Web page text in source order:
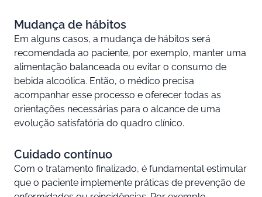
Mudança de hábitos
Em alguns casos, a mudança de hábitos será
recomendada ao paciente, por exemplo, manter uma
alimentação balanceada ou evitar o consumo de
bebida alcoólica. Então, o médico precisa
acompanhar esse processo e oferecer todas as
orientações necessárias para o alcance de uma
evolução satisfatória do quadro clínico.
Cuidado contínuo
Com o tratamento finalizado, é fundamental estimular
que o paciente implemente práticas de prevenção de